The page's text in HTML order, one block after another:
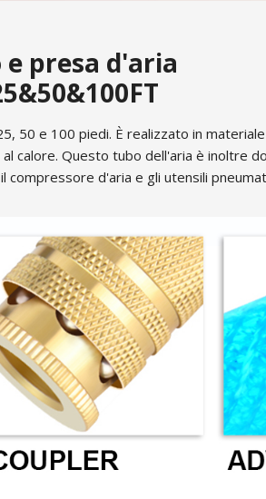
presa d'aria
50 e 100 piedi. È realizzato in
calore. Questo tubo dell'aria è inoltre
d'aria e gli utensili